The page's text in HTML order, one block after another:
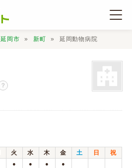
延岡市 新町 延岡動物病院
？
火 水 木 金 土 日
祝
● ● ● ●